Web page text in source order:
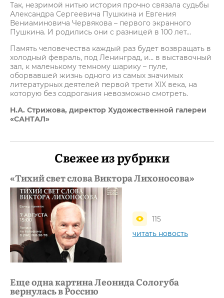
Так, незримой нитью история прочно связала судьбы
Александра Сергеевича Пушкина и Евгения
Вениаминовича Червякова – первого экранного
Пушкина. И родились они с разницей в 100 лет…
Память человечества каждый раз будет возвращать в
холодный февраль, под Ленинград, и… в выставочный
зал, к маленькому темному шарику – пуле,
оборвавшей жизнь одного из самых значимых
литературных деятелей первой трети XIX века, на
которую без содрогания невозможно смотреть.
Н.А. Стрижова, директор Художественной галереи
«САНТАЛ»
Свежее из рубрики
«Тихий свет слова Виктора Лихоносова»
115
читать новость
Еще одна картина Леонида Сологуба
вернулась в Россию